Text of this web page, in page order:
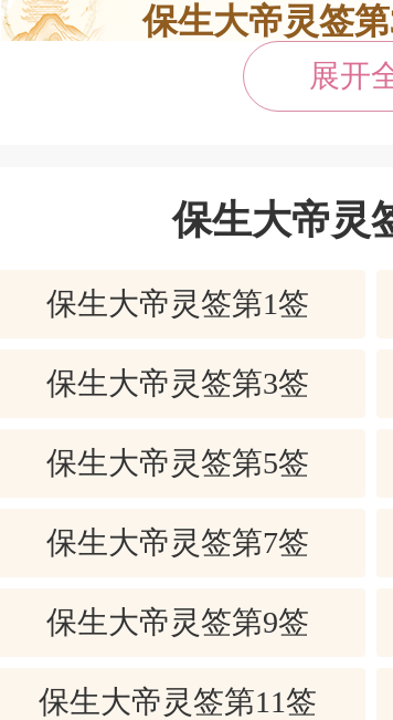
保生大帝灵签
【签解】此签安份守己之象。
商叹奔波。病日沉重、财时
行人远出、难觅枝柯。
【评论】
扫门前雪，不管他人瓦上霜。
羝羊触藩，其道难全，令人
大壮卦：刚强有志气。闯天
能克服一切困难。
以六爻五行的相互关系解说如
今年运势：要达成愿望，还
展开
保生大帝灵
保生大帝灵签第1签
保生大帝灵签第3签
保生大帝灵签第5签
保生大帝灵签第7签
保生大帝灵签第9签
保生大帝灵签第11签